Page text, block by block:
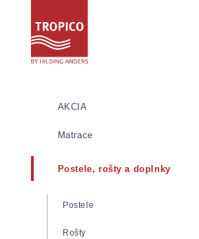
AKCIA
Matrace
Matrace z pamäťovej/lenivej peny
Matrace zo studenej peny
Pružinové matrace
Postele, rošty a doplnky
Postele
Rošty